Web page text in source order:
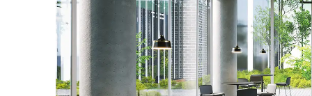
Corée du Sud (KR)
Croatie
Côte d'Ivoire(CI)
Danemark (DK)
Espagne